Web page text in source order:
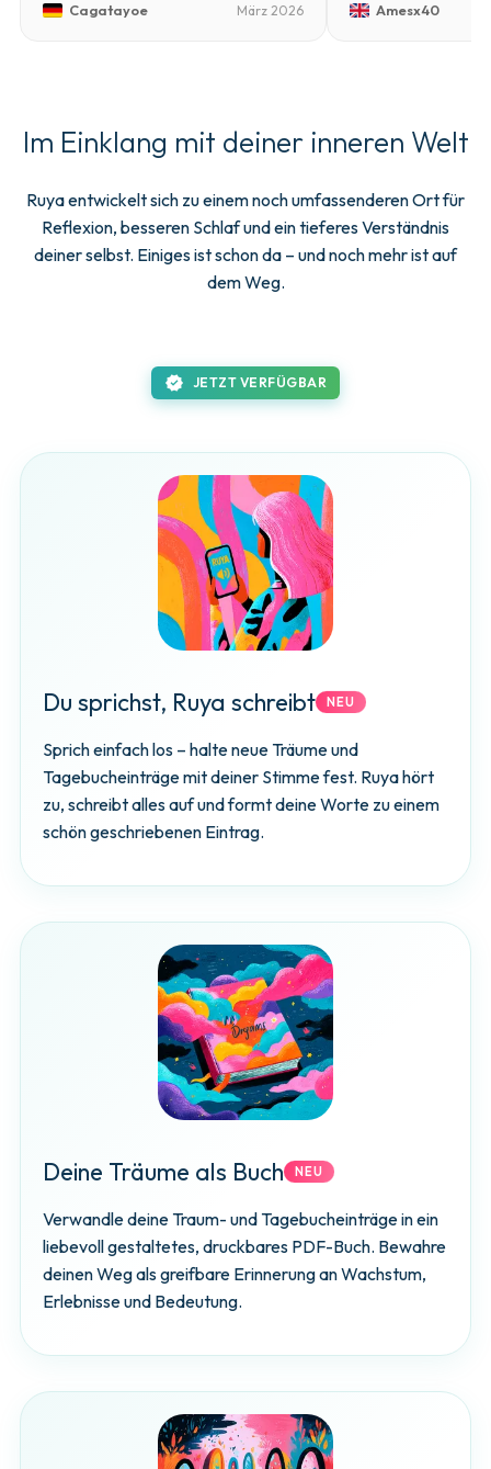
Cagatayoe März 2026 Amesx40
Im Einklang mit deiner inneren Welt
Ruya entwickelt sich zu einem noch umfassenderen Ort für
Reflexion, besseren Schlaf und ein tieferes Verständnis
deiner selbst. Einiges ist schon da – und noch mehr ist auf
dem Weg.
new_releases JETZT VERFÜGBAR
Du sprichst, Ruya schreibt NEU
Sprich einfach los – halte neue Träume und
Tagebucheinträge mit deiner Stimme fest. Ruya hört
zu, schreibt alles auf und formt deine Worte zu einem
schön geschriebenen Eintrag.
Deine Träume als Buch NEU
Verwandle deine Traum- und Tagebucheinträge in ein
liebevoll gestaltetes, druckbares PDF-Buch. Bewahre
deinen Weg als greifbare Erinnerung an Wachstum,
Erlebnisse und Bedeutung.